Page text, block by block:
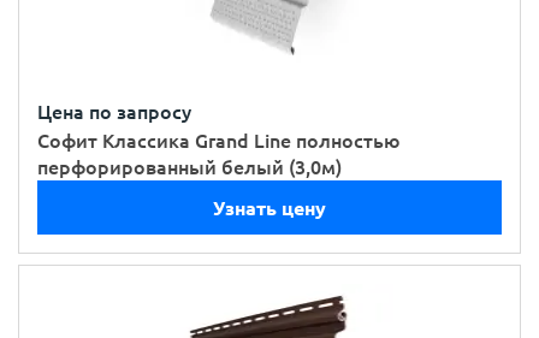
Цена по запросу
Софит Классика Grand Line полностью
перфорированный белый (3,0м)
Узнать цену